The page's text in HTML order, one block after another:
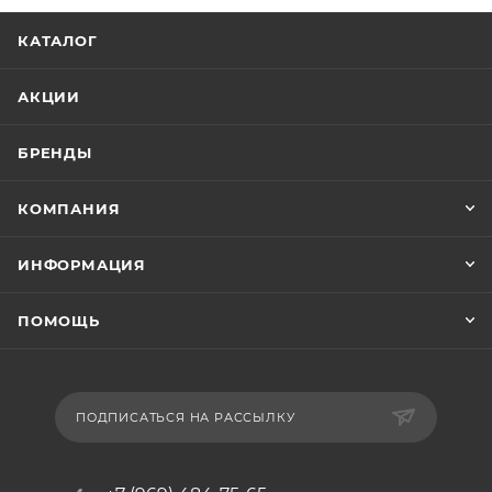
КАТАЛОГ
АКЦИИ
БРЕНДЫ
КОМПАНИЯ
ИНФОРМАЦИЯ
ПОМОЩЬ
ПОДПИСАТЬСЯ НА РАССЫЛКУ